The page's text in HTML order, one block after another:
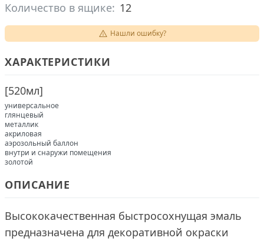
Количество в ящике: 12
Нашли ошибку?
ХАРАКТЕРИСТИКИ
[520мл]
универсальное
глянцевый
металлик
акриловая
аэрозольный баллон
внутри и снаружи помещения
золотой
ОПИСАНИЕ
Высококачественная быстросохнущая эмаль
предназначена для декоративной окраски